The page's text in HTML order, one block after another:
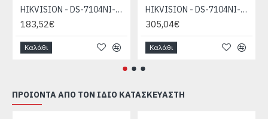
HIKVISION - DS-7104NI-Q1(D)
183,52€
Καλάθι
HIKVISION - DS-7104NI-Q1/4P(D)
305,04€
Καλάθι
ΠΡΟΙΌΝΤΑ ΑΠΌ ΤΟΝ ΊΔΙΟ ΚΑΤΑΣΚΕΥΑΣΤΉ